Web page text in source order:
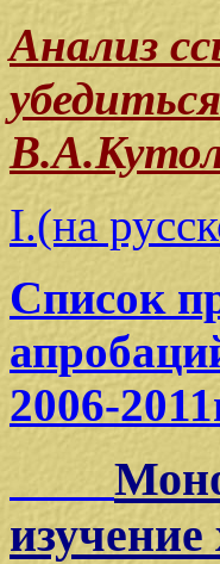
Анализ
I.(на
Список
2006-